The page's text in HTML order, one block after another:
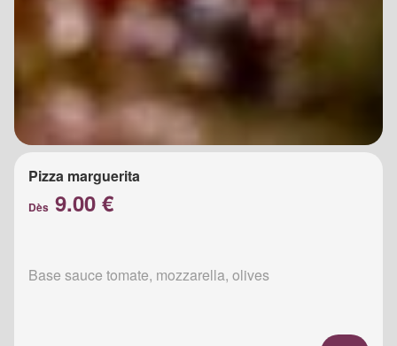
Pizza marguerita
Dès 9.00 €
Base sauce tomate, mozzarella, olives